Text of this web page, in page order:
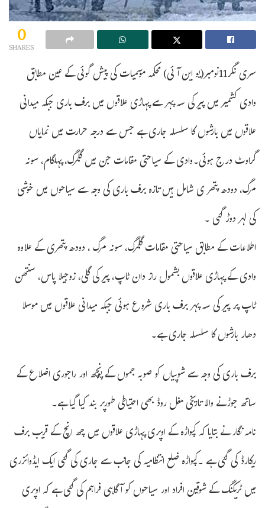
0
SHARES
سری نگر11نومبر(یو این آئی) محکمہ موسمیات کی پیش گوئی کے عین مطابق
وادی کشمیر میں پیر کی سہ پہر سے پہاڑی علاقوں میں برف باری جبکہ میدانی
علاقوں میں بارشوں کا سلسلہ جاری ہے جس سے درجہ حرارت میں نمایاں
گراوٹ درج ہوئی۔وادی کے سیاحتی مقامات جن میں گلمرگ، پہلگام، سونہ
مرگ، دودھ پتھر ی شامل ہیں تازہ برف باری کی وجہ سے سیاحوں میں خوشی
کی لہر دوڑ گئی ۔
اطلاعات کے مطابق سیاحتی مقامات گلمرگ، سونہ مرگ ، دودھ پتھری کے علاوہ
وادی کے پہاڑی علاقوں بشمول راز دان ٹاپ، پیر کی گلی، زوجیلا پاس، سنتھن
ٹاپ پر پیر کی سہ پہر برف باری شروع ہوئی جبکہ میدانی علاقوں میں موسلا
دھار بارشوں کا سلسلہ جاری ہے۔
برف باری کی وجہ سے شوپیاں کو صوبہ جموں کے پونچھ اور راجوری اضلاع کے
ساتھ جوڑنے والا تاریخی مغل روڈ بھی احتیاطی طورپر بند کیا گیا ہے۔
نامہ نگار نے بتایا کہ کپواڑہ کے اوپری پہاڑی علاقوں میں چھ انچ کے قریب برف
ریکارڈ کی گئی ہے ۔کپواڑہ ضلع انتظامیہ کی جانب سے جاری کی گئی ایک ایڈوائزری
میں ٹریکنگ کے شوقین افراد اور سیاحوں کو آگاہی فراہم کی گئی ہے کہ اوپری